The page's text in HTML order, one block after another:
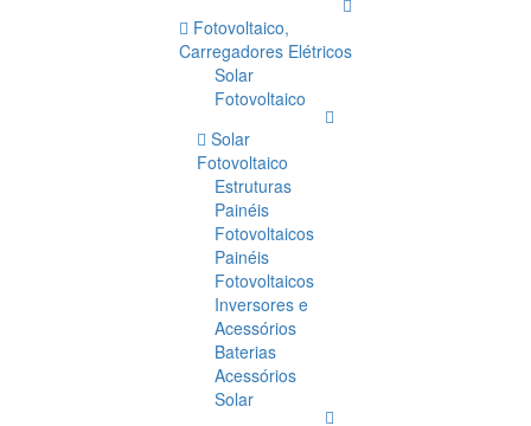
Fotovoltaico,
Carregadores Elétricos
Solar
Fotovoltaico
Solar
Fotovoltaico
Estruturas
Painéis
Fotovoltaicos
Painéis
Fotovoltaicos
Inversores e
Acessórios
Baterias
Acessórios
Solar